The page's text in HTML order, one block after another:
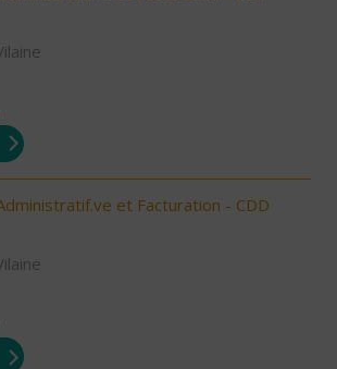
et Facturation - CDD